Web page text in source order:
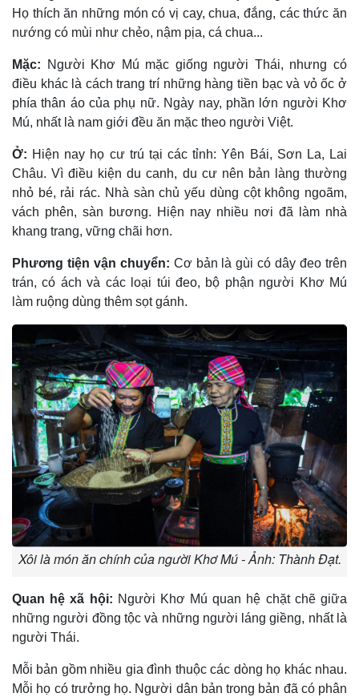
Họ thích ăn những món có vị cay, chua, đắng, các thức ăn
nướng có mùi như chẻo, nậm pịa, cá chua...
Mặc: Người Khơ Mú mặc giống người Thái, nhưng có
điều khác là cách trang trí những hàng tiền bạc và vỏ ốc ở
phía thân áo của phụ nữ. Ngày nay, phần lớn người Khơ
Mú, nhất là nam giới đều ăn mặc theo người Việt.
Ở: Hiện nay họ cư trú tại các tỉnh: Yên Bái, Sơn La, Lai
Châu. Vì điều kiện du canh, du cư nên bản làng thường
nhỏ bé, rải rác. Nhà sàn chủ yếu dùng cột không ngoãm,
vách phên, sàn bương. Hiện nay nhiều nơi đã làm nhà
khang trang, vững chãi hơn.
Phương tiện vận chuyển: Cơ bản là gùi có dây đeo trên
trán, có ách và các loại túi đeo, bộ phận người Khơ Mú
làm ruộng dùng thêm sọt gánh.
Xôi là món ăn chính của người Khơ Mú - Ảnh: Thành Đạt.
Quan hệ xã hội: Người Khơ Mú quan hệ chặt chẽ giữa
những người đồng tộc và những người láng giềng, nhất là
người Thái.
Mỗi bản gồm nhiều gia đình thuộc các dòng họ khác nhau.
Mỗi họ có trưởng họ. Người dân bản trong bản đã có phân